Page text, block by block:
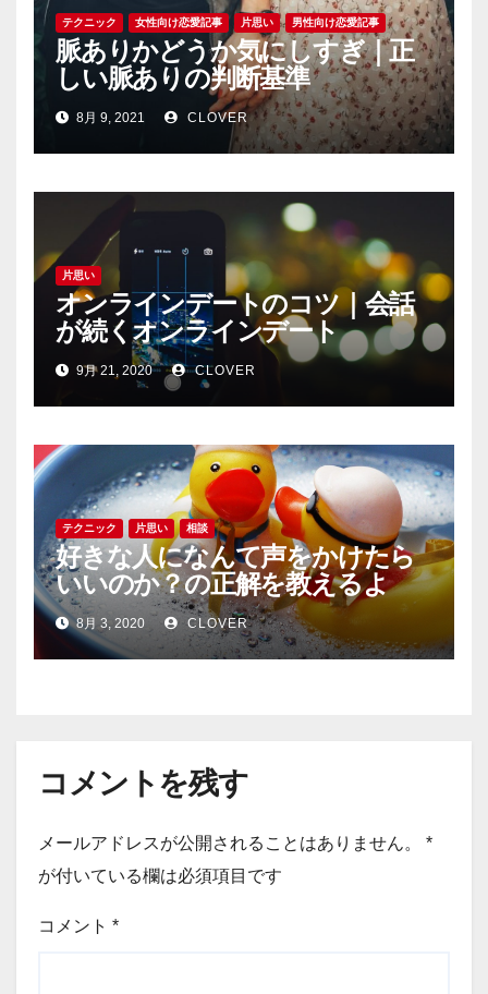
テクニック 女性向け恋愛記事 片思い 男性向け恋愛記事
脈ありかどうか気にしすぎ｜正
しい脈ありの判断基準
8月 9, 2021 CLOVER
片思い
オンラインデートのコツ｜会話
が続くオンラインデート
9月 21, 2020 CLOVER
テクニック 片思い 相談
好きな人になんて声をかけたら
いいのか？の正解を教えるよ
8月 3, 2020 CLOVER
コメントを残す
メールアドレスが公開されることはありません。
*
が付いている欄は必須項目です
コメント *